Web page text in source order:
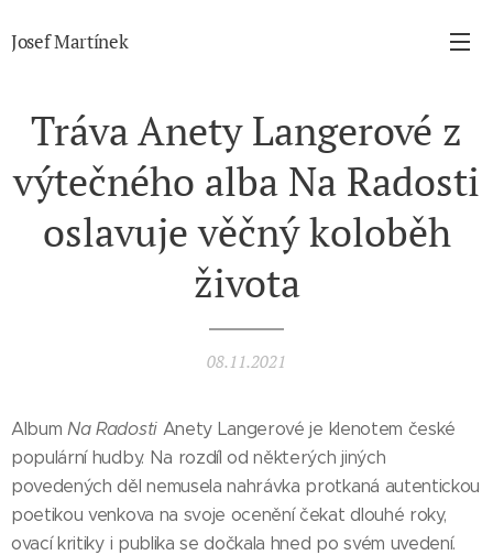
Josef Martínek
Tráva Anety Langerové z
výtečného alba Na Radosti
oslavuje věčný koloběh
života
08.11.2021
AlbumNa RadostiAnety Langerové je klenotem české
populární hudby. Na rozdíl od některých jiných
povedených děl nemusela nahrávka protkaná autentickou
poetikou venkova na svoje ocenění čekat dlouhé roky,
ovací kritiky i publika se dočkala hned po svém uvedení.